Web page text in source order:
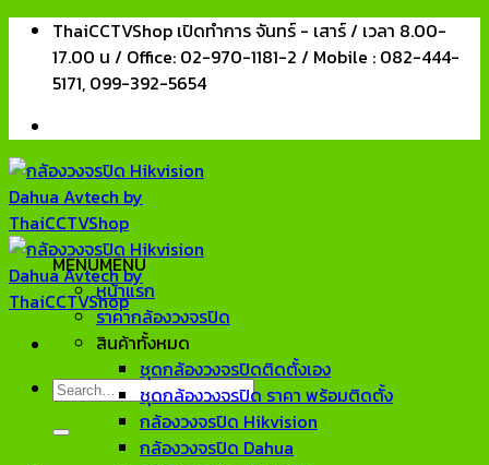
Skip
content
ThaiCCTVShop เปิดทำการ จันทร์ - เสาร์ / เวลา 8.00-
17.00 น / Office: 02-970-1181-2 / Mobile : 082-444-
5171, 099-392-5654
Search
MENUMENU
หน้าแรก
ราคากล้องวงจรปิด
สินค้าทั้งหมด
ชุดกล้องวงจรปิดติดตั้งเอง
ชุดกล้องวงจรปิด ราคา พร้อมติดตั้ง
กล้องวงจรปิด Hikvision
กล้องวงจรปิด Dahua